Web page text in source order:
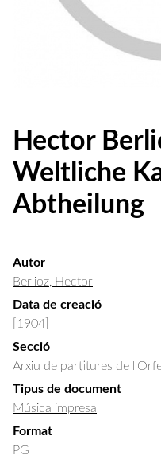
Hector
Weltliche
Abtheilung
Autor
Berlioz, Hector
Data de creació
[1904]
Secció
Arxiu de partitures de
Tipus de document
Música impresa
Format
PG